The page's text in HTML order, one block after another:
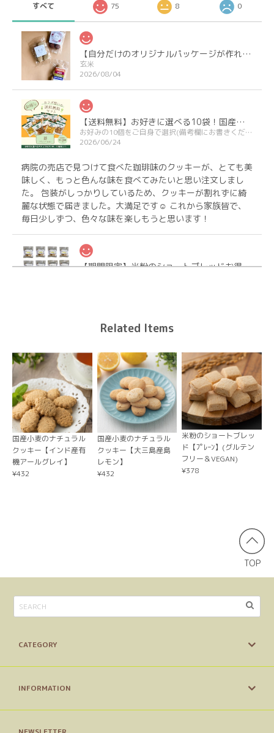
すべて 75 8 0
【自分だけのオリジナルパッケージが作れる】プチギフト＆ノベルティクッキー
玄米
2026/08/04
【送料無料】お好きに選べる10袋！国産小麦のナチュラルクッキー
お好みの10個をご自身で選択(備考欄にお書きください)
2026/06/24
病院の売店で見つけて食べた珈琲味のクッキーが、とても美
味しく、もっと色んな味を食べてみたいと思い注文しまし
た。 包装がしっかりしているため、クッキーが割れずに綺
麗な状態で届きました。大満足です☺ これから家族皆で、
毎日少しずつ、色々な味を楽しもうと思います！
【期間限定】米粉のショートブレッドお得なおまとめ12個【送料無料】
2026/04/14
いつも早い対応で嬉しいです。たくさん入ってるので食べご
たえあります。お友達とお裾分けします。ありがとうござい
ました。
【送料無料/ヤマト便】（大袋×3袋）工房直販限定！割入りナチュラルビーガンクッキーお得大袋
3種を選ぶ
2026/03/27
【送料無料/ヤマト便】ギフトボックス（6個セット）こどものおやつMIX【VEGAN】
ナチュラルクッキー４種類をご自身で選択する（備考欄にお書きください）
2025/12/22
おまけ付きで、素敵な箱に入って届きました！これからいた
だきますが、楽しみです、ありがとうございました。
【自分だけのオリジナルパッケージが作れる】プチギフト＆ノベルティクッキー
ノベルティ用に沢山発注させてもらったのですが，お渡しし
Related Items
国産小麦のナチュラル
クッキー【インド産有
機アールグレイ】
¥432
国産小麦のナチュラル
クッキー【大三島産島
レモン】
¥432
米粉のショートブレッ
ド【ﾌﾟﾚｰﾝ】(グルテン
フリー＆VEGAN)
¥378
TOP
CATEGORY
INFORMATION